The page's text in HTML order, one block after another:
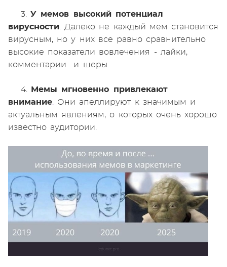
3.У мемов высокий потенциал
вирусности . Далеко не каждый мем становится
вирусным, но у них все равно сравнительно
высокие показатели вовлечения - лайки,
комментарии и шеры.
4.
Мемы мгновенно привлекают
внимание
Они апеллируют к значимым и
актуальным явлениям, о которых очень хорошо
известно аудитории.